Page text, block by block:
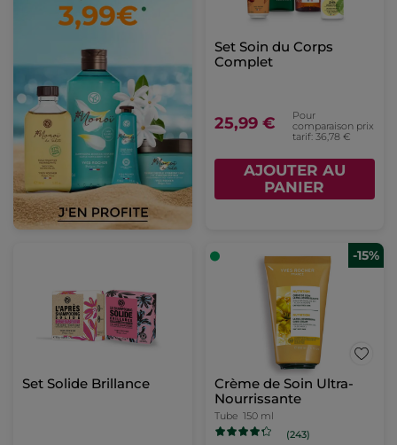
Set Soin du Corps
Complet
25,99 €
Pour
comparaison prix
tarif: 36,78 €
AJOUTER AU
PANIER
Set Solide Brillance
-15%
Crème de Soin Ultra-
Nourrissante
Tube 150 ml
(243)